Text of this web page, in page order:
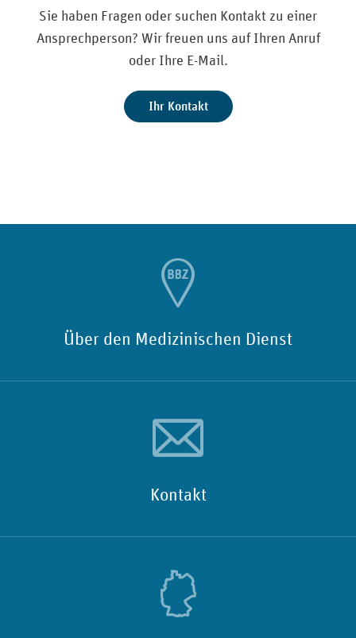
Sie haben Fragen oder suchen Kontakt zu einer
Ansprechperson? Wir freuen uns auf Ihren Anruf
oder Ihre E-Mail.
Ihr Kontakt
Über den Medizinischen Dienst
Kontakt